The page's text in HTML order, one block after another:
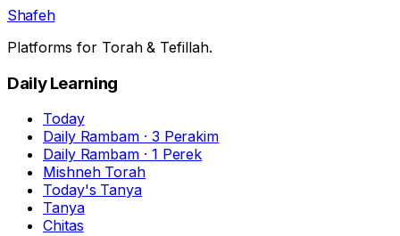
Shafeh
Platforms for Torah & Tefillah.
Daily Learning
Today
Daily Rambam · 3 Perakim
Daily Rambam · 1 Perek
Mishneh Torah
Today's Tanya
Tanya
Chitas